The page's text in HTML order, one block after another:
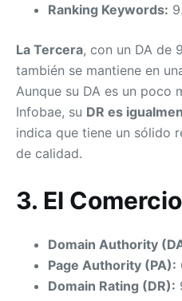
Ranking Keywords:
La Tercera, con un DA de
también se mantiene en
Aunque su DA es un poco
Infobae, su DR es
indica que tiene un sólido
de calidad.
3. El
Domain Authority
Page Authority (PA):
Domain Rating (DR):